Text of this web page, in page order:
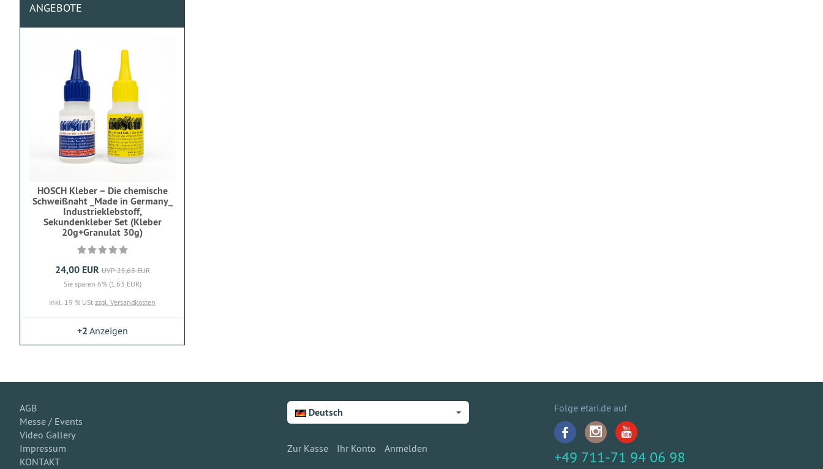
ANGEBOTE
HOSCH Kleber – Die chemische
Schweißnaht _Made in Germany_
Industrieklebstoff,
Sekundenkleber Set (Kleber
20g+Granulat 30g)
24,00 EUR UVP 25,63 EUR
Sie sparen 6% (1,63 EUR)
inkl. 19 % USt zzgl. Versandkosten
+2 Anzeigen
AGB
Messe / Events
Video Gallery
Impressum
KONTAKT
Deutsch
Zur Kasse Ihr Konto Anmelden
Folge etari.de auf
+49 711-71 94 06 98